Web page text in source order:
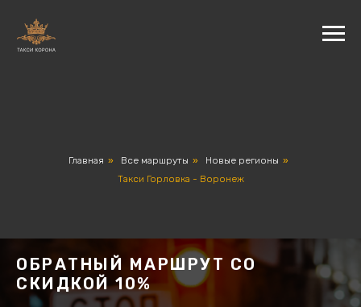
Главная » Все маршруты » Новые регионы »
Такси Горловка - Воронеж
ОБРАТНЫЙ МАРШРУТ СО
СКИДКОЙ 10%